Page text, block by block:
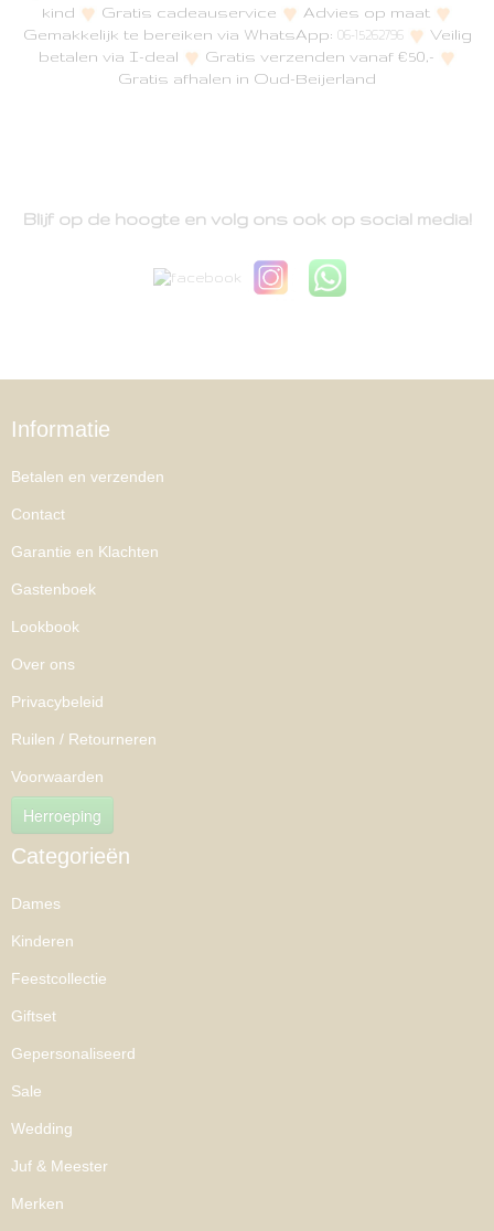
kind
Gratis cadeauservice
Advies op maat
Gemakkelijk te bereiken via WhatsApp: 06-15262796
Veilig
betalen via I-deal
Gratis verzenden vanaf €50,-
Gratis afhalen in Oud-Beijerland
Blijf op de hoogte en volg ons ook op social media!
Informatie
Betalen en verzenden
Contact
Garantie en Klachten
Gastenboek
Lookbook
Over ons
Privacybeleid
Ruilen / Retourneren
Voorwaarden
Herroeping
Categorieën
Dames
Kinderen
Feestcollectie
Giftset
Gepersonaliseerd
Sale
Wedding
Juf & Meester
Merken